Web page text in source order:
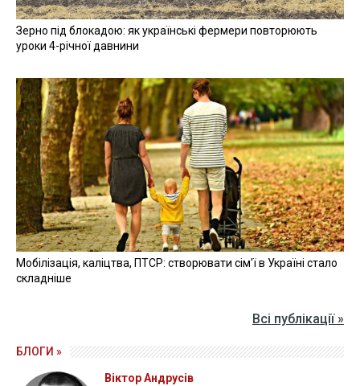
Зерно під блокадою: як українські фермери повторюють
уроки 4-річної давнини
Мобілізація, каліцтва, ПТСР: створювати сім'ї в Україні стало
складніше
Всі публікації »
БЛОГИ »
Віктор Андрусів